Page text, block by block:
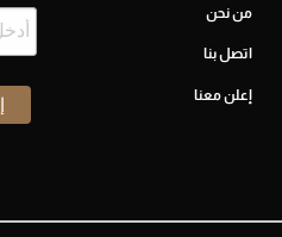
من نحن
اتصل بنا
إعلن معنا